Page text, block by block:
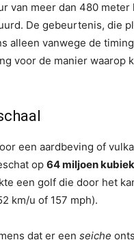
van meer dan 480
De gebeurtenis, die
alleen vanwege de
voor de manier waarop
een aardbeving of
op 64 miljoen
een golf die door het
km/u of 157 mph).
dat er een seiche